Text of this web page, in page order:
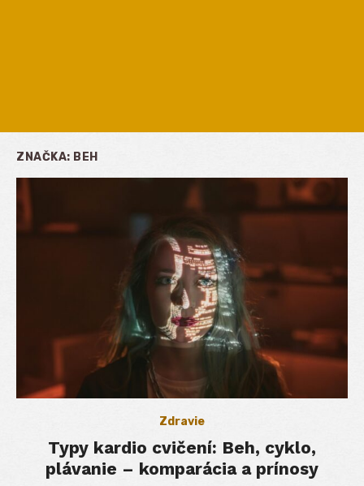
ZNAČKA: BEH
Zdravie
Typy kardio cvičení: Beh, cyklo,
plávanie – komparácia a prínosy